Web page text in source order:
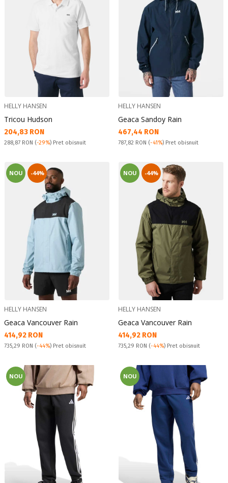
HELLY HANSEN
Tricou Hudson
Текуща цена:
204,83 RON
Pret obisnuit:
288,87 RON (-29%) Pret obisnuit
HELLY HANSEN
Geaca Sandoy Rain
Текуща цена:
467,44 RON
Pret obisnuit:
787,82 RON (-41%) Pret obisnuit
NOU -44%
HELLY HANSEN
Geaca Vancouver Rain
Текуща цена:
414,92 RON
Pret obisnuit:
735,29 RON (-44%) Pret obisnuit
NOU -44%
HELLY HANSEN
Geaca Vancouver Rain
Текуща цена:
414,92 RON
Pret obisnuit:
735,29 RON (-44%) Pret obisnuit
NOU NOU